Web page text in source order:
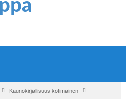
Kaunokirjallisuus kotimainen